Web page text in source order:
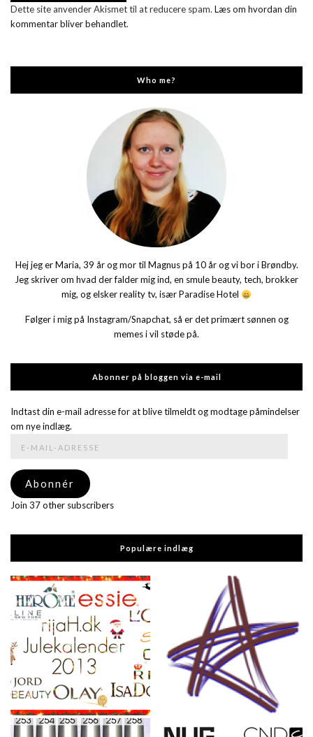
Dette site anvender Akismet til at reducere spam. Læs om hvordan din
kommentar bliver behandlet.
Who me?
Hej jeg er Maria, 39 år og mor til Magnus på 10 år og vi bor i Brøndby.
Jeg skriver om hvad der falder mig ind, en smule beauty, tech, brokker
mig, og elsker reality tv, især Paradise Hotel
Følger i mig på Instagram/Snapchat, så er det primært sønnen og
memes i vil støde på.
Abonner på bloggen via e-mail
Indtast din e-mail adresse for at blive tilmeldt og modtage påmindelser
om nye indlæg.
adresse
Abonnér
Join 37 other subscribers
Populære indlæg